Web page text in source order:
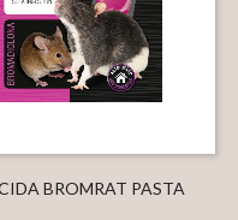
BROMRAT PASTA